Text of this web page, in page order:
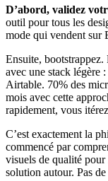
D’abord, validez
outil pour tous les
mode qui vendent sur
Ensuite, bootstrappez.
avec une stack légère
Airtable. 70% des
mois avec cette
rapidement, vous
C’est exactement la
commencé par
visuels de qualité
solution autour. Pas